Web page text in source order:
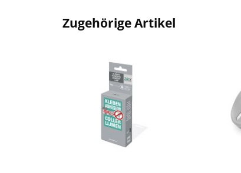
Zugehörige Artikel